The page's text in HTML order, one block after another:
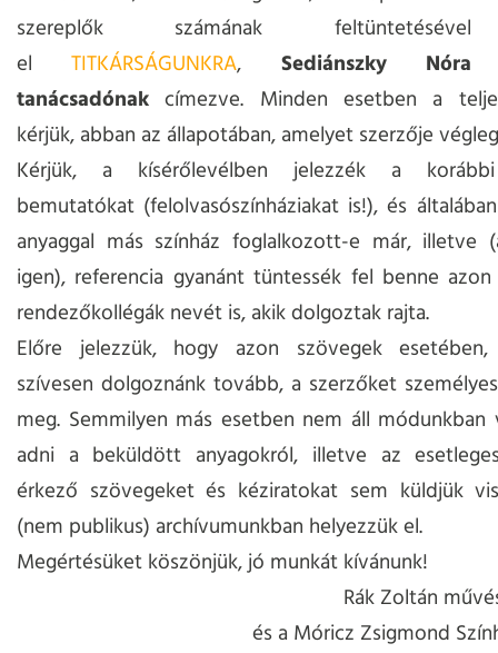
szereplők számának
elTITKÁRSÁGUNKRA, Sediánszky Nóra
tanácsadónak címezve. Minden esetben a
kérjük, abban az állapotában, amelyet szerzője
Kérjük, a kísérőlevélben jelezzék a
bemutatókat (felolvasószínháziakat is!), és
anyaggal más színház foglalkozott-e már, illetve
igen), referencia gyanánt tüntessék fel benne
rendezőkollégák nevét is, akik dolgoztak rajta.
Előre jelezzük, hogy azon szövegek esetében,
szívesen dolgoznánk tovább, a szerzőket
meg. Semmilyen más esetben nem áll módunkban
adni a beküldött anyagokról, illetve az
érkező szövegeket és kéziratokat sem küldjük
(nem publikus) archívumunkban helyezzük el.
Megértésüket köszönjük, jó munkát kívánunk!
Rák Zoltán
és a Móricz Zsigmond